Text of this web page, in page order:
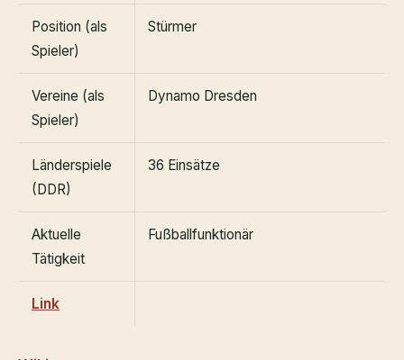
Position (als
Spieler)
Stürmer
Vereine (als
Spieler)
Dynamo Dresden
Länderspiele
(DDR)
36 Einsätze
Aktuelle
Tätigkeit
Fußballfunktionär
Link